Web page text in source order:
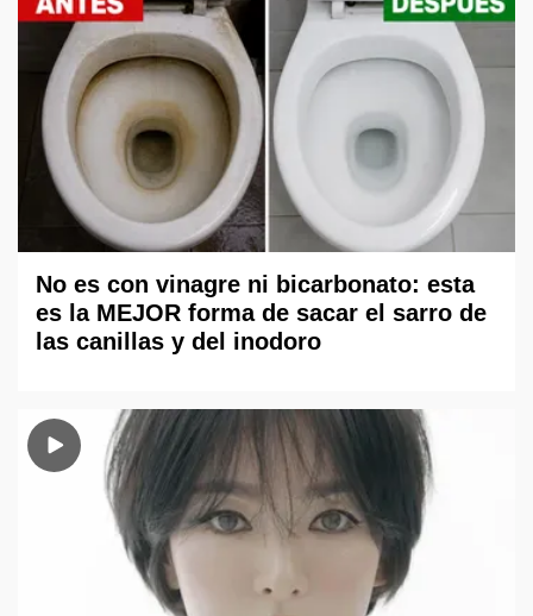
No es con vinagre ni bicarbonato: esta
es la MEJOR forma de sacar el sarro de
las canillas y del inodoro